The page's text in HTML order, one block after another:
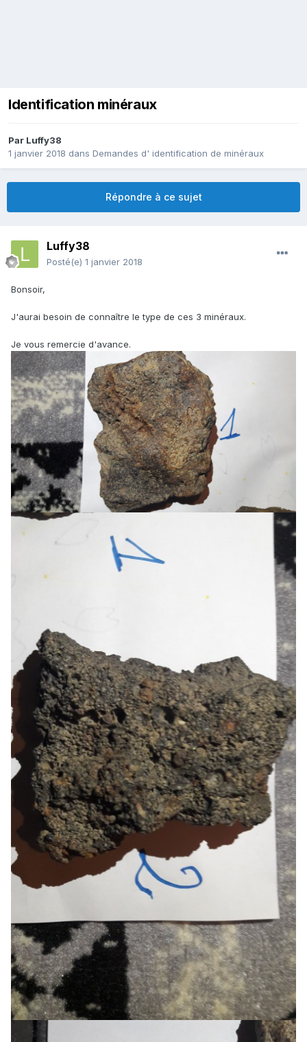
Identification minéraux
Par Luffy38
1 janvier 2018 dans Demandes d' identification de minéraux
Répondre à ce sujet
Luffy38
Posté(e) 1 janvier 2018
Bonsoir,
J'aurai besoin de connaître le type de ces 3 minéraux.
Je vous remercie d'avance.